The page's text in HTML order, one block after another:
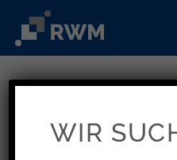
Inhalt
springen
Heckenhöhe
WIR